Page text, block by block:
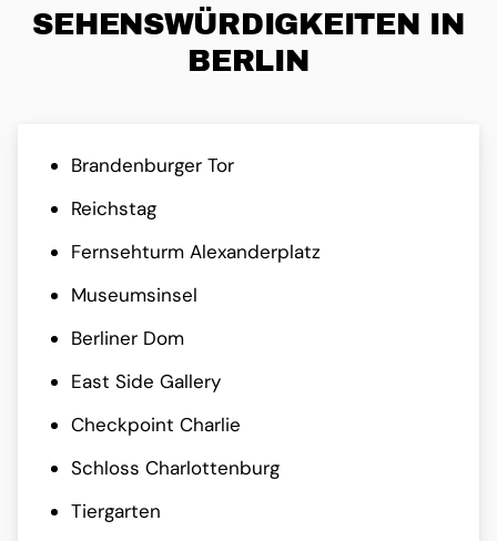
SEHENS­WÜRDIG­KEITEN IN
BERLIN
Brandenburger Tor
Reichstag
Fernsehturm Alexanderplatz
Museumsinsel
Berliner Dom
East Side Gallery
Checkpoint Charlie
Schloss Charlottenburg
Tiergarten